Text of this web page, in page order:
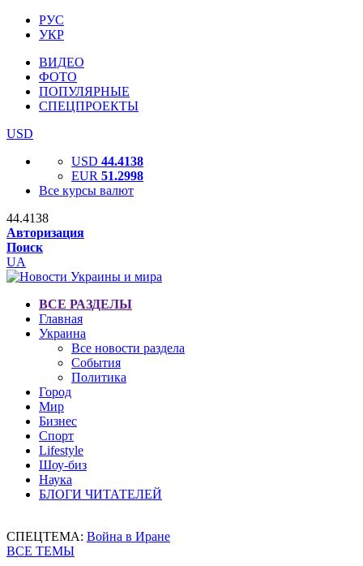
РУС
УКР
ВИДЕО
ФОТО
ПОПУЛЯРНЫЕ
СПЕЦПРОЕКТЫ
USD
USD 44.4138
EUR 51.2998
Все курсы валют
44.4138
Авторизация
Поиск
UA
ВСЕ РАЗДЕЛЫ
Главная
Украина
Все новости раздела
События
Политика
Город
Мир
Бизнес
Спорт
Lifestyle
Шоу-биз
Наука
БЛОГИ ЧИТАТЕЛЕЙ
СПЕЦТЕМА: Война в Иране
ВСЕ ТЕМЫ